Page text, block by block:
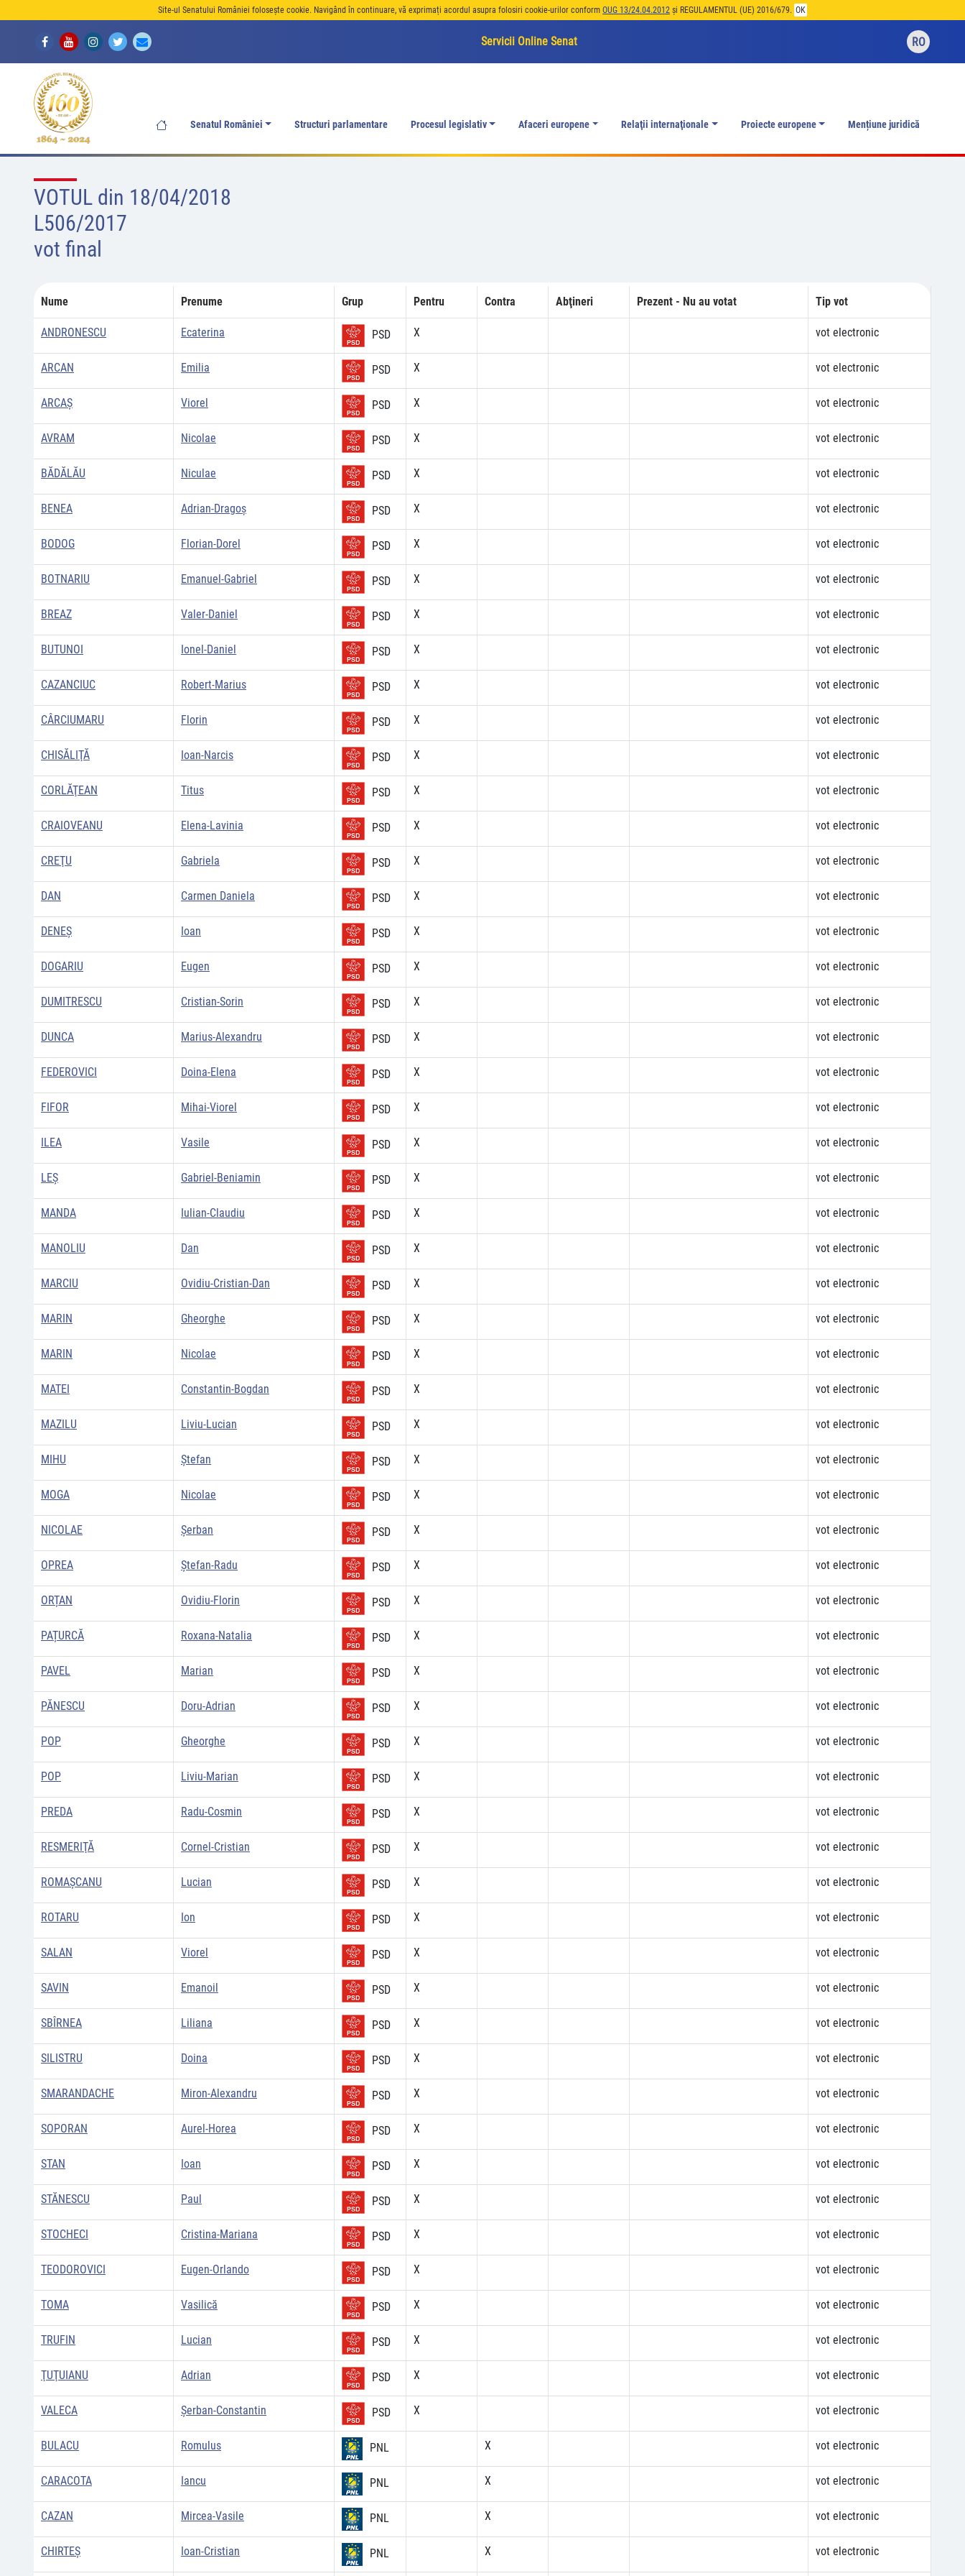
Site-ul Senatului României folosește cookie. Navigând în continuare, vă exprimați acordul asupra folosiri cookie-urilor conform OUG 13/24.04.2012 și REGULAMENTUL (UE) 2016/679. OK
Servicii Online Senat RO
Senatul României Structuri parlamentare Procesul legislativ Afaceri europene Relaţii internaţionale Proiecte europene Mențiune juridică
VOTUL din 18/04/2018
L506/2017
vot final
Nume Prenume Grup Pentru Contra Abţineri Prezent - Nu au votat Tip vot
ANDRONESCU Ecaterina PSD X vot electronic
ARCAN Emilia PSD X vot electronic
ARCAŞ Viorel PSD X vot electronic
AVRAM Nicolae PSD X vot electronic
BĂDĂLĂU Niculae PSD X vot electronic
BENEA Adrian-Dragoș PSD X vot electronic
BODOG Florian-Dorel PSD X vot electronic
BOTNARIU Emanuel-Gabriel PSD X vot electronic
BREAZ Valer-Daniel PSD X vot electronic
BUTUNOI Ionel-Daniel PSD X vot electronic
CAZANCIUC Robert-Marius PSD X vot electronic
CÂRCIUMARU Florin PSD X vot electronic
CHISĂLIŢĂ Ioan-Narcis PSD X vot electronic
CORLĂŢEAN Titus PSD X vot electronic
CRAIOVEANU Elena-Lavinia PSD X vot electronic
CREŢU Gabriela PSD X vot electronic
DAN Carmen Daniela PSD X vot electronic
DENEŞ Ioan PSD X vot electronic
DOGARIU Eugen PSD X vot electronic
DUMITRESCU Cristian-Sorin PSD X vot electronic
DUNCA Marius-Alexandru PSD X vot electronic
FEDEROVICI Doina-Elena PSD X vot electronic
FIFOR Mihai-Viorel PSD X vot electronic
ILEA Vasile PSD X vot electronic
LEȘ Gabriel-Beniamin PSD X vot electronic
MANDA Iulian-Claudiu PSD X vot electronic
MANOLIU Dan PSD X vot electronic
MARCIU Ovidiu-Cristian-Dan PSD X vot electronic
MARIN Gheorghe PSD X vot electronic
MARIN Nicolae PSD X vot electronic
MATEI Constantin-Bogdan PSD X vot electronic
MAZILU Liviu-Lucian PSD X vot electronic
MIHU Ștefan PSD X vot electronic
MOGA Nicolae PSD X vot electronic
NICOLAE Şerban PSD X vot electronic
OPREA Ştefan-Radu PSD X vot electronic
ORȚAN Ovidiu-Florin PSD X vot electronic
PAȚURCĂ Roxana-Natalia PSD X vot electronic
PAVEL Marian PSD X vot electronic
PĂNESCU Doru-Adrian PSD X vot electronic
POP Gheorghe PSD X vot electronic
POP Liviu-Marian PSD X vot electronic
PREDA Radu-Cosmin PSD X vot electronic
RESMERIŢĂ Cornel-Cristian PSD X vot electronic
ROMAȘCANU Lucian PSD X vot electronic
ROTARU Ion PSD X vot electronic
SALAN Viorel PSD X vot electronic
SAVIN Emanoil PSD X vot electronic
SBÎRNEA Liliana PSD X vot electronic
SILISTRU Doina PSD X vot electronic
SMARANDACHE Miron-Alexandru PSD X vot electronic
SOPORAN Aurel-Horea PSD X vot electronic
STAN Ioan PSD X vot electronic
STĂNESCU Paul PSD X vot electronic
STOCHECI Cristina-Mariana PSD X vot electronic
TEODOROVICI Eugen-Orlando PSD X vot electronic
TOMA Vasilică PSD X vot electronic
TRUFIN Lucian PSD X vot electronic
ŢUŢUIANU Adrian PSD X vot electronic
VALECA Şerban-Constantin PSD X vot electronic
BULACU Romulus PNL X vot electronic
CARACOTA Iancu PNL X vot electronic
CAZAN Mircea-Vasile PNL X vot electronic
CHIRTEŞ Ioan-Cristian PNL X vot electronic